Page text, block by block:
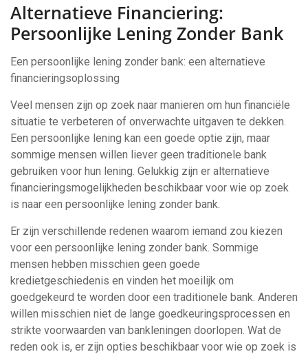
Alternatieve Financiering:
Persoonlijke Lening Zonder Bank
Een persoonlijke lening zonder bank: een alternatieve
financieringsoplossing
Veel mensen zijn op zoek naar manieren om hun financiële
situatie te verbeteren of onverwachte uitgaven te dekken.
Een persoonlijke lening kan een goede optie zijn, maar
sommige mensen willen liever geen traditionele bank
gebruiken voor hun lening. Gelukkig zijn er alternatieve
financieringsmogelijkheden beschikbaar voor wie op zoek
is naar een persoonlijke lening zonder bank.
Er zijn verschillende redenen waarom iemand zou kiezen
voor een persoonlijke lening zonder bank. Sommige
mensen hebben misschien geen goede
kredietgeschiedenis en vinden het moeilijk om
goedgekeurd te worden door een traditionele bank. Anderen
willen misschien niet de lange goedkeuringsprocessen en
strikte voorwaarden van bankleningen doorlopen. Wat de
reden ook is, er zijn opties beschikbaar voor wie op zoek is